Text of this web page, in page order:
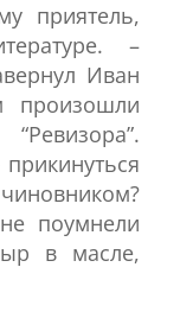
приятель,
–
Иван
произошли
поумнели
в масле,